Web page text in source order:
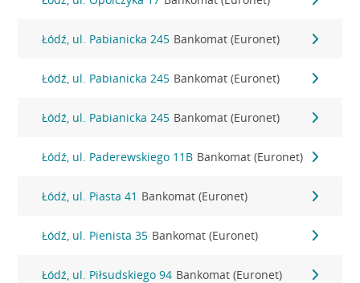
Łódź, ul. Pabianicka 245 Bankomat (Euronet)
Łódź, ul. Pabianicka 245 Bankomat (Euronet)
Łódź, ul. Pabianicka 245 Bankomat (Euronet)
Łódź, ul. Paderewskiego 11B Bankomat (Euronet)
Łódź, ul. Piasta 41 Bankomat (Euronet)
Łódź, ul. Pienista 35 Bankomat (Euronet)
Łódź, ul. Piłsudskiego 94 Bankomat (Euronet)